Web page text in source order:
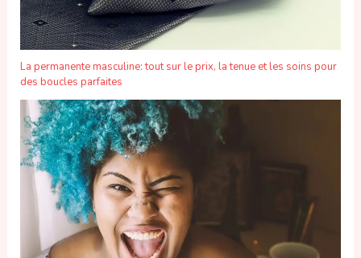
La permanente masculine: tout sur le prix, la tenue et les soins pour
des boucles parfaites